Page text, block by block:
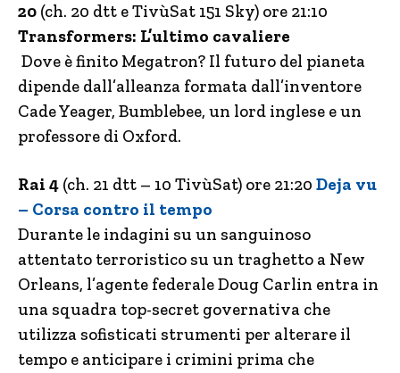
20 (ch. 20 dtt e TivùSat 151 Sky) ore 21:10
Transformers: L’ultimo cavaliere
Dove è finito Megatron? Il futuro del pianeta
dipende dall’alleanza formata dall’inventore
Cade Yeager, Bumblebee, un lord inglese e un
professore di Oxford.
Rai 4 (ch. 21 dtt – 10 TivùSat) ore 21:20 Deja vu
– Corsa contro il tempo
Durante le indagini su un sanguinoso
attentato terroristico su un traghetto a New
Orleans, l’agente federale Doug Carlin entra in
una squadra top-secret governativa che
utilizza sofisticati strumenti per alterare il
tempo e anticipare i crimini prima che